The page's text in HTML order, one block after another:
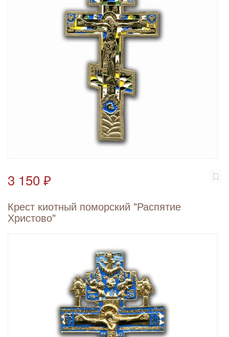
3 150 ₽
Крест киотный поморский "Распятие
Христово"